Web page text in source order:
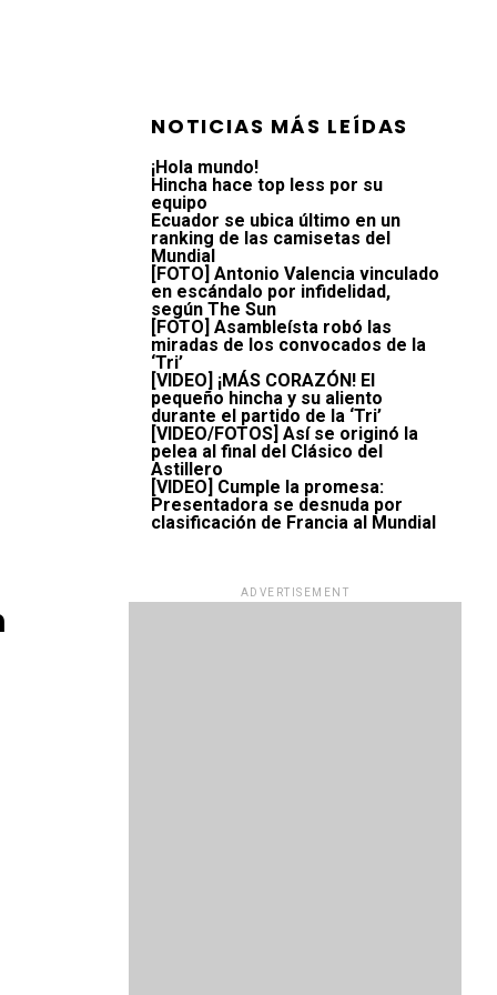
NOTICIAS MÁS LEÍDAS
¡Hola mundo!
Hincha hace top less por su
equipo
Ecuador se ubica último en un
ranking de las camisetas del
Mundial
[FOTO] Antonio Valencia vinculado
en escándalo por infidelidad,
según The Sun
[FOTO] Asambleísta robó las
miradas de los convocados de la
‘Tri’
[VIDEO] ¡MÁS CORAZÓN! El
pequeño hincha y su aliento
durante el partido de la ‘Tri’
[VIDEO/FOTOS] Así se originó la
pelea al final del Clásico del
Astillero
[VIDEO] Cumple la promesa:
Presentadora se desnuda por
clasificación de Francia al Mundial
ADVERTISEMENT